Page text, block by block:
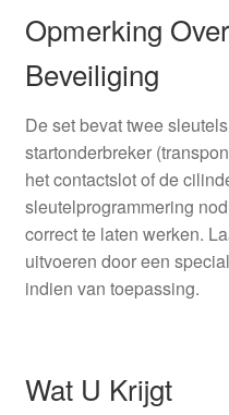
Opmerking
Beveiliging
De set bevat twee
startonderbreker
het contactslot of de
sleutelprogrammering
correct te laten werken.
uitvoeren door een
indien van toepassing.
Wat U Krijgt